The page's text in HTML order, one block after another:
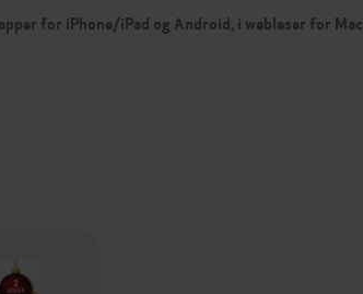
for iPhone/iPad og Android, i webleser for